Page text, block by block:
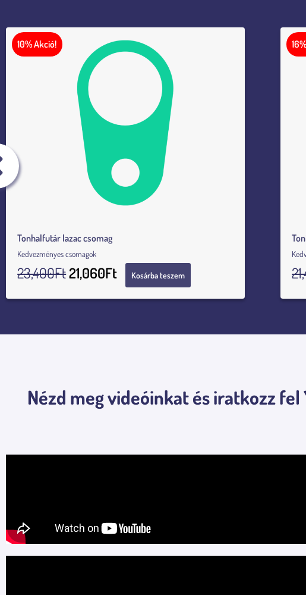
10% Akció!
Tonhalfutár lazac csomag
Kedvezményes csomagok
23,400Ft21,060Ft Kosárba teszem
Nézd meg videóinkat és iratkozz